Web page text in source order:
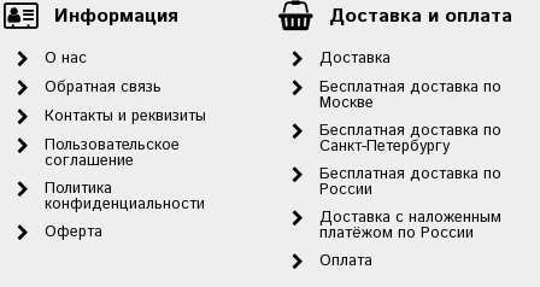
Информация
О нас
Обратная связь
Контакты и реквизиты
Пользовательское
соглашение
Политика
конфиденциальности
Оферта
Доставка и оплата
Доставка
Бесплатная доставка по
Москве
Бесплатная доставка по
Санкт-Петербургу
Бесплатная доставка по
России
Доставка с наложенным
платёжом по России
Оплата